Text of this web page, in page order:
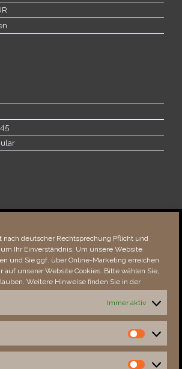
nach deutscher Rechtsprechung Pflicht und
Ihr Einverständnis: Um unsere Website
und Sie ggf. über Online-Marketing erreichen
auf unserer Website Cookies. Bitte wählen Sie,
Weitere Hinweise finden Sie in der
Immer aktiv
Statistiken